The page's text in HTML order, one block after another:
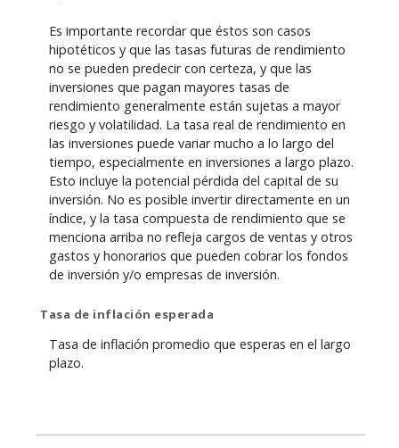
Es importante recordar que éstos son casos
hipotéticos y que las tasas futuras de rendimiento
no se pueden predecir con certeza, y que las
inversiones que pagan mayores tasas de
rendimiento generalmente están sujetas a mayor
riesgo y volatilidad. La tasa real de rendimiento en
las inversiones puede variar mucho a lo largo del
tiempo, especialmente en inversiones a largo plazo.
Esto incluye la potencial pérdida del capital de su
inversión. No es posible invertir directamente en un
índice, y la tasa compuesta de rendimiento que se
menciona arriba no refleja cargos de ventas y otros
gastos y honorarios que pueden cobrar los fondos
de inversión y/o empresas de inversión.
Tasa de inflación esperada
Tasa de inflación promedio que esperas en el largo
plazo.